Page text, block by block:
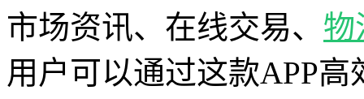
市场资讯、在线交易、 物
用户可以通过这款APP